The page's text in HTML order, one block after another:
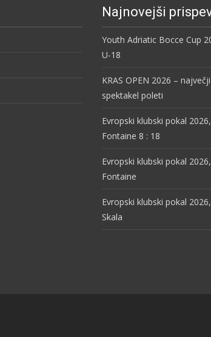
Najnovejši
Youth Adriatic Bocce Cup
U-18
KRAS OPEN 2026 –
spektakel poleti
Evropski klubski pokal
Fontaine 8 : 18
Evropski klubski pokal
Fontaine
Evropski klubski pokal
Skala